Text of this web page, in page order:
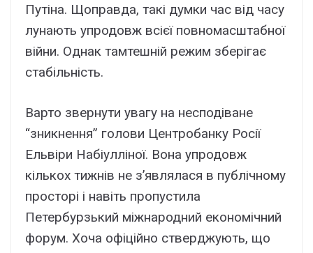
Путіна. Щоправда, такі думки час від часу
лунають упродовж всієї повномасштабної
війни. Однак тамтешній режим зберігає
стабільність.
Варто звернути увагу на несподіване
“зникнення” голови Центробанку Росії
Ельвіри Набіулліної. Вона упродовж
кількох тижнів не з’являлася в публічному
просторі і навіть пропустила
Петербурзький міжнародний економічний
форум. Хоча офіційно стверджують, що